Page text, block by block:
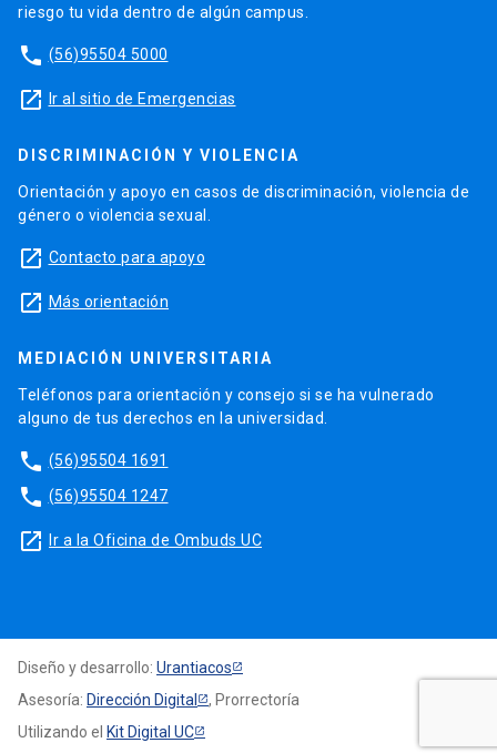
riesgo tu vida dentro de algún campus.
phone (56)95504 5000
launch Ir al sitio de Emergencias
DISCRIMINACIÓN Y VIOLENCIA
Orientación y apoyo en casos de discriminación, violencia de
género o violencia sexual.
launch Contacto para apoyo
launch Más orientación
MEDIACIÓN UNIVERSITARIA
Teléfonos para orientación y consejo si se ha vulnerado
alguno de tus derechos en la universidad.
phone (56)95504 1691
phone (56)95504 1247
launch Ir a la Oficina de Ombuds UC
Diseño y desarrollo: Urantiacos
Asesoría: Dirección Digital
, Prorrectoría
Utilizando el Kit Digital UC